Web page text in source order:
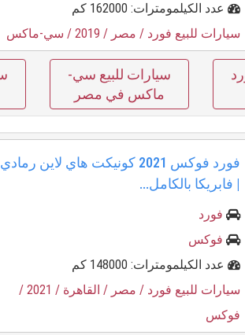
عدد الكيلمومترات: 162000 كم
سيارات للبيع فورد / مصر / 2019 / سي-ماكس
سيارات للبيع سي-
ماكس في مصر
فورد فوكس 2021 كونيكت هاي لاين رمادي
| فابريكا بالكامل...
فورد
فوكس
عدد الكيلمومترات: 148000 كم
سيارات للبيع فورد / مصر / القاهرة / 2021
/
فوكس